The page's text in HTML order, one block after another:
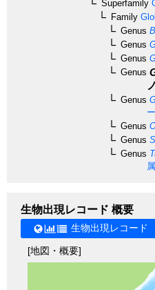
Superfamily
Family
Genus
Genus
Genus
Genus
Genus
Genus
Genus
Genus
属
生物出現レコード 概要
生物出現レコー
[地図・概要]